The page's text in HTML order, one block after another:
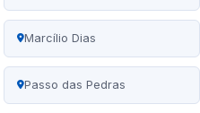
Marcílio Dias
Passo das Pedras